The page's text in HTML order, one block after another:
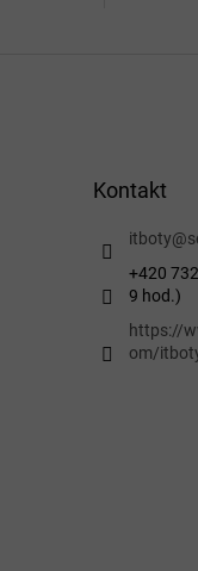
Kontakt
itboty@
+420
9 hod.)
https://
om/